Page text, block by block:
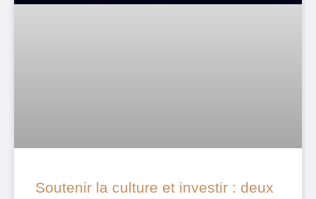
Soutenir la culture et investir : deux